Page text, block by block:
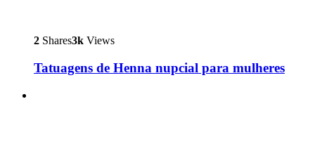
2 Shares3k Views
Tatuagens de Henna nupcial para mulheres